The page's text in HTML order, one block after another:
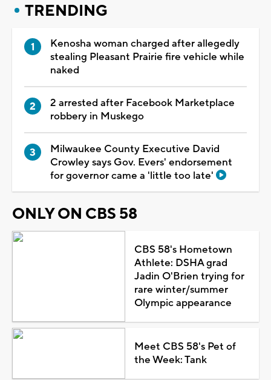
TRENDING
Kenosha woman charged after allegedly
stealing Pleasant Prairie fire vehicle while
naked
2 arrested after Facebook Marketplace
robbery in Muskego
Milwaukee County Executive David
Crowley says Gov. Evers' endorsement
for governor came a 'little too late'
ONLY ON CBS 58
CBS 58's Hometown
Athlete: DSHA grad
Jadin O'Brien trying for
rare winter/summer
Olympic appearance
Meet CBS 58's Pet of
the Week: Tank